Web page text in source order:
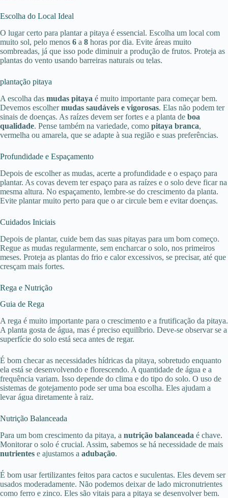
Escolha do Local Ideal
O lugar certo para plantar a pitaya é essencial. Escolha um local com
muito sol, pelo menos 6 a 8 horas por dia. Evite áreas muito
sombreadas, já que isso pode diminuir a produção de frutos. Proteja as
plantas do vento usando barreiras naturais ou telas.
plantação pitaya
A escolha das mudas pitaya é muito importante para começar bem.
Devemos escolhermudas saudáveis e vigorosas. Elas não podem ter
sinais de doenças. As raízes devem ser fortes e a planta de boa
qualidade. Pense também na variedade, como pitaya branca,
vermelha ou amarela, que se adapte à sua região e suas preferências.
Profundidade e Espaçamento
Depois de escolher as mudas, acerte a profundidade e o espaço para
plantar. As covas devem ter espaço para as raízes e o solo deve ficar na
mesma altura. No espaçamento, lembre-se do crescimento da planta.
Evite plantar muito perto para que o ar circule bem e evitar doenças.
Cuidados Iniciais
Depois de plantar, cuide bem das suas pitayas para um bom começo.
Regue as mudas regularmente, sem encharcar o solo, nos primeiros
meses. Proteja as plantas do frio e calor excessivos, se precisar, até que
cresçam mais fortes.
Rega e Nutrição
Guia de Rega
A rega é muito importante para o crescimento e a frutificação da pitaya.
A planta gosta de água, mas é preciso equilíbrio. Deve-se observar se a
superfície do solo está seca antes de regar.
É bom checar as necessidades hídricas da pitaya, sobretudo enquanto
ela está se desenvolvendo e florescendo. A quantidade de água e a
frequência variam. Isso depende do clima e do tipo do solo. O uso de
sistemas de gotejamento pode ser uma boa escolha. Eles ajudam a
levar água diretamente à raiz.
Nutrição Balanceada
Para um bom crescimento da pitaya, a nutrição balanceada é chave.
Monitorar o solo é crucial. Assim, sabemos se há necessidade de mais
nutrientes e ajustamos a adubação.
É bom usar fertilizantes feitos para cactos e suculentas. Eles devem ser
usados moderadamente. Não podemos deixar de lado micronutrientes
como ferro e zinco. Eles são vitais para a pitaya se desenvolver bem.